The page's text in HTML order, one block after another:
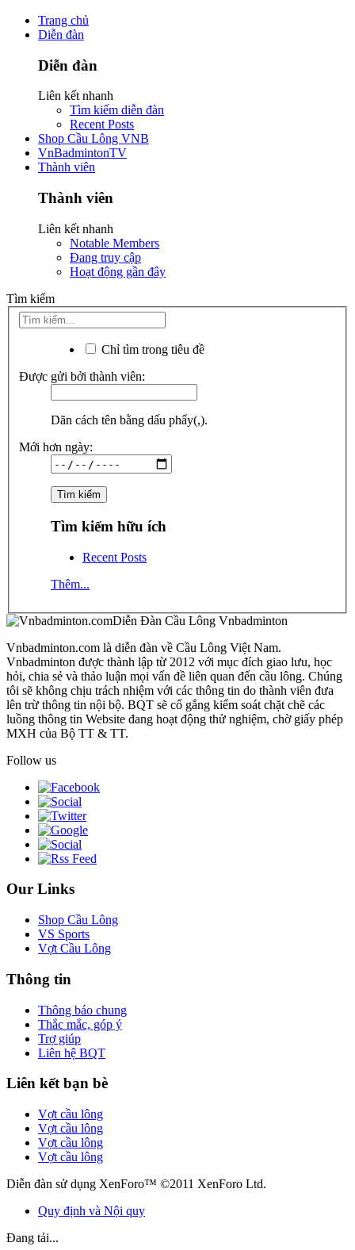
Trang chủ
Diễn đàn
Diễn đàn
Liên kết nhanh
Tìm kiếm diễn đàn
Recent Posts
Shop Cầu Lông VNB
VnBadmintonTV
Thành viên
Thành viên
Liên kết nhanh
Notable Members
Đang truy cập
Hoạt động gần đây
Tìm kiếm
Chỉ tìm trong tiêu đề
Được gửi bởi thành viên:
Dãn cách tên bằng dấu phẩy(,).
Mới hơn ngày:
Tìm kiếm hữu ích
Recent Posts
Thêm...
Diễn Đàn Cầu Lông Vnbadminton
Vnbadminton.com là diễn đàn về Cầu Lông Việt Nam.
Vnbadminton được thành lập từ 2012 với mục đích giao lưu, học
hỏi, chia sẻ và thảo luận mọi vấn đề liên quan đến cầu lông. Chúng
tôi sẽ không chịu trách nhiệm với các thông tin do thành viên đưa
lên trừ thông tin nội bộ. BQT sẽ cố gắng kiểm soát chặt chẽ các
luồng thông tin Website đang hoạt động thử nghiệm, chờ giấy phép
MXH của Bộ TT & TT.
Follow us
Our Links
Shop Cầu Lông
VS Sports
Vợt Cầu Lông
Thông tin
Thông báo chung
Thắc mắc, góp ý
Trợ giúp
Liên hệ BQT
Liên kết bạn bè
Vợt cầu lông
Vợt cầu lông
Vợt cầu lông
Vợt cầu lông
Diễn đàn sử dụng XenForo™ ©2011 XenForo Ltd.
Quy định và Nội quy
Đang tải...